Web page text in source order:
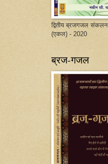
द्वितीय ब्रजगजल संकलन
(एकल) - 2020
ब्रज-गजल